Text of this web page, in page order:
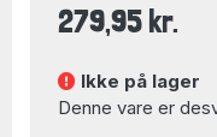
279,95 kr.
Ikke på lager
Denne vare er